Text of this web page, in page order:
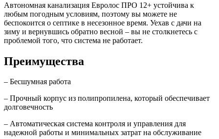
Автономная канализация Евролос ПРО 12+ устойчива к
любым погодным условиям, поэтому вы можете не
беспокоится о септике в несезонное время. Уехав с дачи на
зиму и вернувшись обратно весной – вы не столкнетесь с
проблемой того, что система не работает.
Преимущества
– Бесшумная работа
– Прочный корпус из полипропилена, который обеспечивает
долговечность
– Автоматическая система контроля и управления для
надежной работы и минимальных затрат на обслуживание